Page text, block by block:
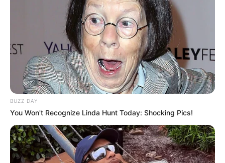
BUZZ DAY
You Won't Recognize Linda Hunt Today: Shocking Pics!